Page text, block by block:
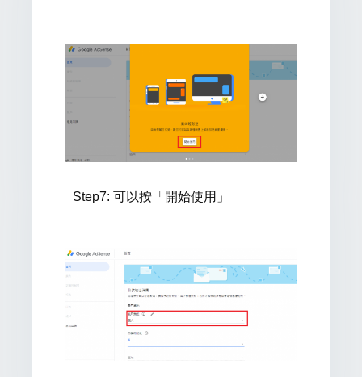
Step7: 可以按「開始使用」